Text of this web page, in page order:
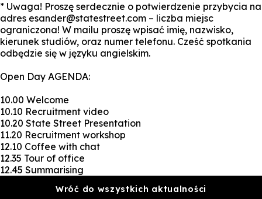
* Uwaga! Proszę serdecznie o potwierdzenie przybycia na
adres esander@statestreet.com – liczba miejsc
ograniczona! W mailu proszę wpisać imię, nazwisko,
kierunek studiów, oraz numer telefonu. Cześć spotkania
odbędzie się w języku angielskim.
Open Day AGENDA:
10.00 Welcome
10.10 Recruitment video
10.20 State Street Presentation
11.20 Recruitment workshop
12.10 Coffee with chat
12.35 Tour of office
12.45 Summarising
Wróć do wszystkich aktualności